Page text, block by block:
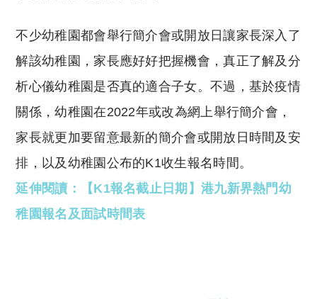
不少幼稚園都會舉行簡介會或開放日讓家長深入了
解該幼稚園，家長應好好把握機會，真正了解及分
析心儀幼稚園是否真的適合子女。不過，基於疫情
關係，幼稚園在2022年或改為網上舉行簡介會，
家長就更加要留意最新的簡介會或開放日時間及安
排，以及幼稚園公布的K1收生報名時間。
延伸閱讀：【K1報名截止日期】港九新界熱門幼
稚園報名及面試時間表